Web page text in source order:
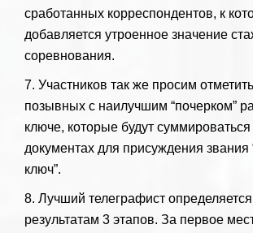
сработанных корреспондентов, к
добавляется утроенное значение
соревнования.
7. Участников так же просим
позывных с наилучшим “почерком”
ключе, которые будут
документах для присуждения звания
ключ”.
8. Лучший телеграфист
результатам 3 этапов. За первое